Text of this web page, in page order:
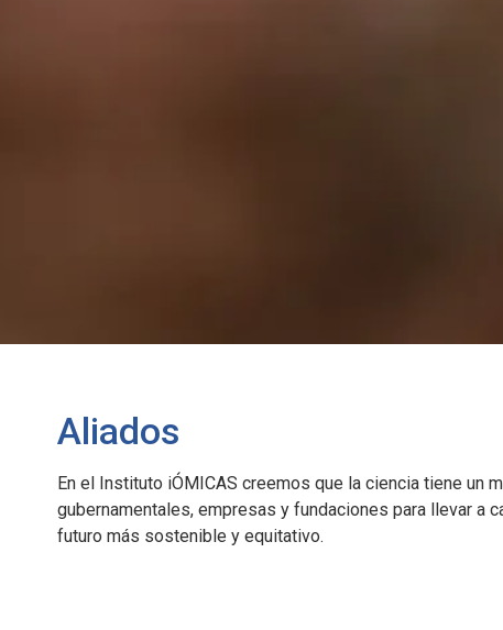
Aliados
En el Instituto iÓMICAS creemos que la ciencia tiene un
gubernamentales, empresas y fundaciones para llevar a
futuro más sostenible y equitativo.